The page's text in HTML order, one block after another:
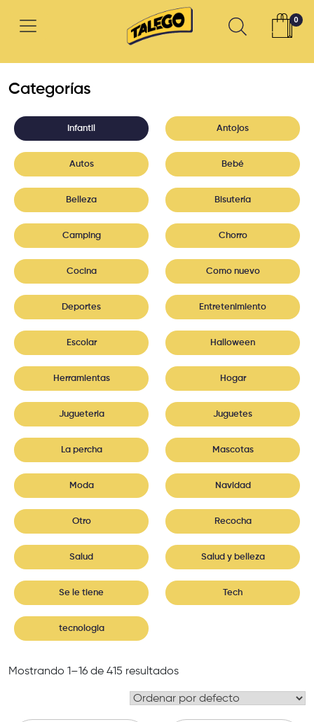
0
Categorías
Infantil Antojos
Autos Bebé
Belleza Bisutería
Camping Chorro
Cocina Como nuevo
Deportes Entretenimiento
Escolar Halloween
Herramientas Hogar
Jugueteria Juguetes
La percha Mascotas
Moda Navidad
Otro Recocha
Salud Salud y belleza
Se le tiene Tech
tecnologia
Mostrando 1–16 de 415 resultados